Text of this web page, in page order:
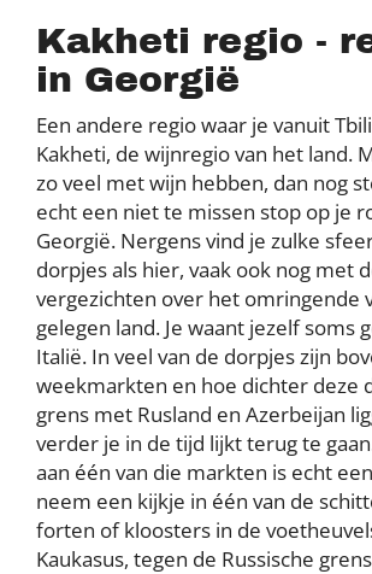
Kakheti regio -
in Georgië
Een andere regio waar je vanuit
Kakheti, de wijnregio van het land.
zo veel met wijn hebben, dan nog
echt een niet te missen stop op je
Georgië. Nergens vind je zulke
dorpjes als hier, vaak ook nog met
vergezichten over het omringende
gelegen land. Je waant jezelf soms
Italië. In veel van de dorpjes zijn
weekmarkten en hoe dichter deze
grens met Rusland en Azerbeijan
verder je in de tijd lijkt terug te
aan één van die markten is echt
neem een kijkje in één van de
forten of kloosters in de
Kaukasus, tegen de Russische